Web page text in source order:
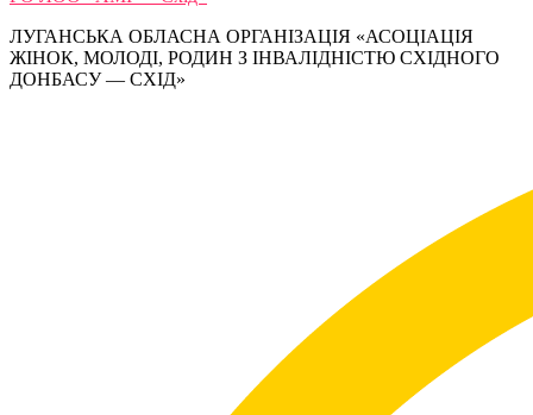
ЛУГАНСЬКА ОБЛАСНА ОРГАНІЗАЦІЯ «АСОЦІАЦІЯ
ЖІНОК, МОЛОДІ, РОДИН З ІНВАЛІДНІСТЮ СХІДНОГО
ДОНБАСУ — СХІД»